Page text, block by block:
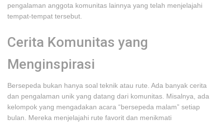
pengalaman anggota komunitas lainnya yang telah menjelajahi
tempat-tempat tersebut.
Cerita Komunitas yang
Menginspirasi
Bersepeda bukan hanya soal teknik atau rute. Ada banyak cerita
dan pengalaman unik yang datang dari komunitas. Misalnya, ada
kelompok yang mengadakan acara “bersepeda malam” setiap
bulan. Mereka menjelajahi rute favorit dan menikmati